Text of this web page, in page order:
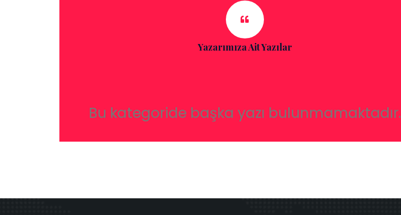
Yazarımıza Ait Yazılar
Bu kategoride başka yazı bulunmamaktadır.